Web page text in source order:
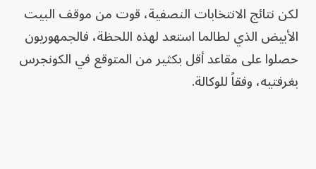
لكن نتائج الانتخابات النصفية، قوت من موقف البيت
الأبيض الذي لطالما استعد لهذه اللحظة، فالجمهوريون
حصلوا على مقاعد أقل بكثير من المتوقع في الكونجرس
بغرفتيه، وفقاً للوكالة.